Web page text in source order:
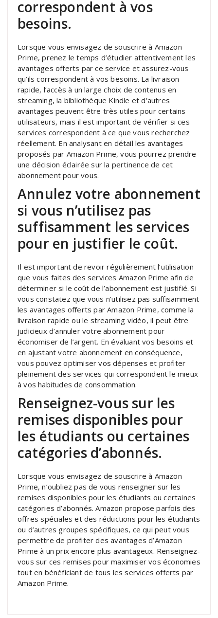
correspondent à vos
besoins.
Lorsque vous envisagez de souscrire à Amazon
Prime, prenez le temps d’étudier attentivement les
avantages offerts par ce service et assurez-vous
qu’ils correspondent à vos besoins. La livraison
rapide, l’accès à un large choix de contenus en
streaming, la bibliothèque Kindle et d’autres
avantages peuvent être très utiles pour certains
utilisateurs, mais il est important de vérifier si ces
services correspondent à ce que vous recherchez
réellement. En analysant en détail les avantages
proposés par Amazon Prime, vous pourrez prendre
une décision éclairée sur la pertinence de cet
abonnement pour vous.
Annulez votre abonnement
si vous n’utilisez pas
suffisamment les services
pour en justifier le coût.
Il est important de revoir régulièrement l’utilisation
que vous faites des services Amazon Prime afin de
déterminer si le coût de l’abonnement est justifié. Si
vous constatez que vous n’utilisez pas suffisamment
les avantages offerts par Amazon Prime, comme la
livraison rapide ou le streaming vidéo, il peut être
judicieux d’annuler votre abonnement pour
économiser de l’argent. En évaluant vos besoins et
en ajustant votre abonnement en conséquence,
vous pouvez optimiser vos dépenses et profiter
pleinement des services qui correspondent le mieux
à vos habitudes de consommation.
Renseignez-vous sur les
remises disponibles pour
les étudiants ou certaines
catégories d’abonnés.
Lorsque vous envisagez de souscrire à Amazon
Prime, n’oubliez pas de vous renseigner sur les
remises disponibles pour les étudiants ou certaines
catégories d’abonnés. Amazon propose parfois des
offres spéciales et des réductions pour les étudiants
ou d’autres groupes spécifiques, ce qui peut vous
permettre de profiter des avantages d’Amazon
Prime à un prix encore plus avantageux. Renseignez-
vous sur ces remises pour maximiser vos économies
tout en bénéficiant de tous les services offerts par
Amazon Prime.